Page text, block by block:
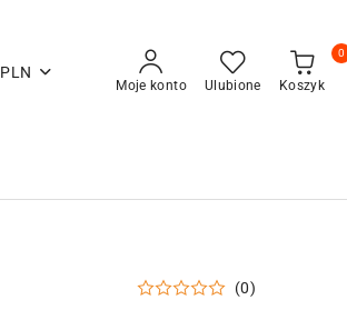
PLN
Moje konto Ulubione Koszyk
0
(0)